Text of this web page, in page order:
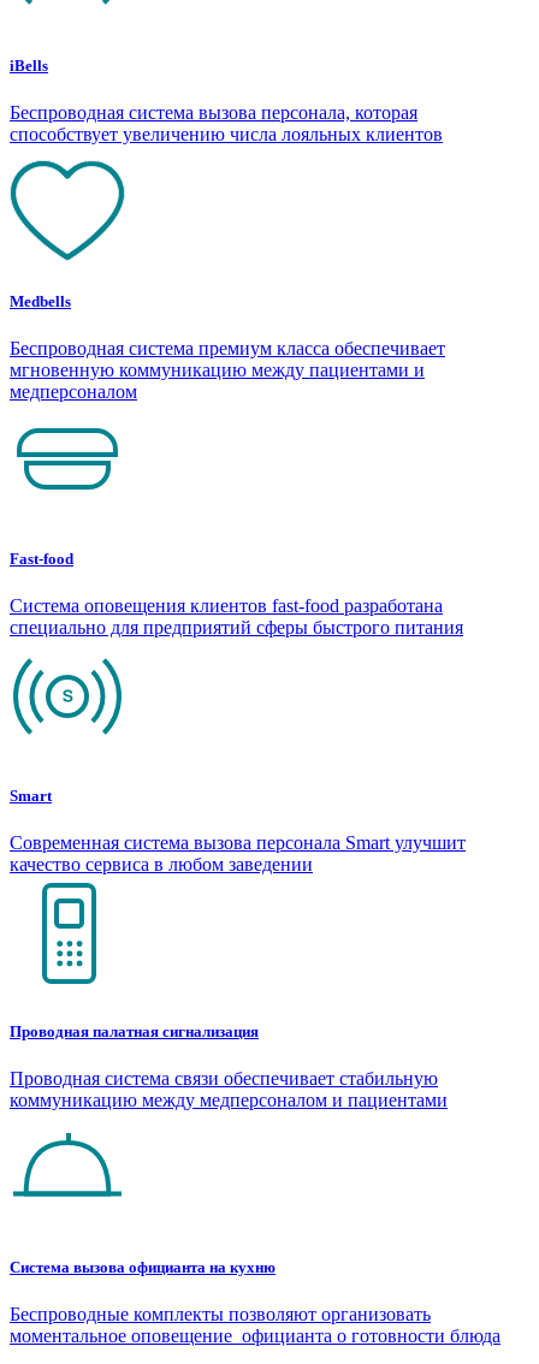
iBells
Беспроводная система вызова персонала, которая
способствует увеличению числа лояльных клиентов
Medbells
Беспроводная система премиум класса обеспечивает
мгновенную коммуникацию между пациентами и
медперсоналом
Fast-food
Система оповещения клиентов fast-food разработана
специально для предприятий сферы быстрого питания
Smart
Современная система вызова персонала Smart улучшит
качество сервиса в любом заведении
Проводная палатная сигнализация
Проводная система связи обеспечивает стабильную
коммуникацию между медперсоналом и пациентами
Система вызова официанта на кухню
Беспроводные комплекты позволяют организовать
моментальное оповещение официанта о готовности блюда